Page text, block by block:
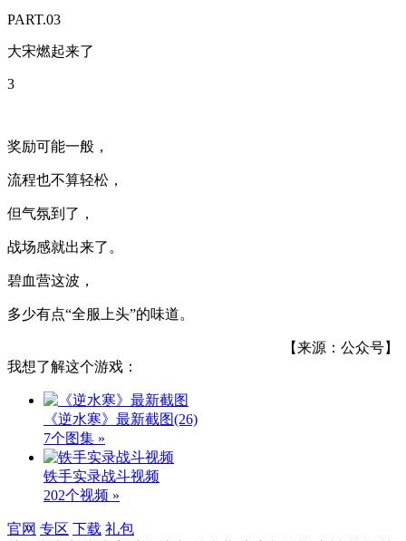
PART.03
大宋燃起来了
3
奖励可能一般，
流程也不算轻松，
但气氛到了，
战场感就出来了。
碧血营这波，
多少有点“全服上头”的味道。
【来源：公众号】
我想了解这个游戏：
《逆水寒》最新截图(26)
7个图集 »
铁手实录战斗视频
202个视频 »
官网 专区 下载 礼包